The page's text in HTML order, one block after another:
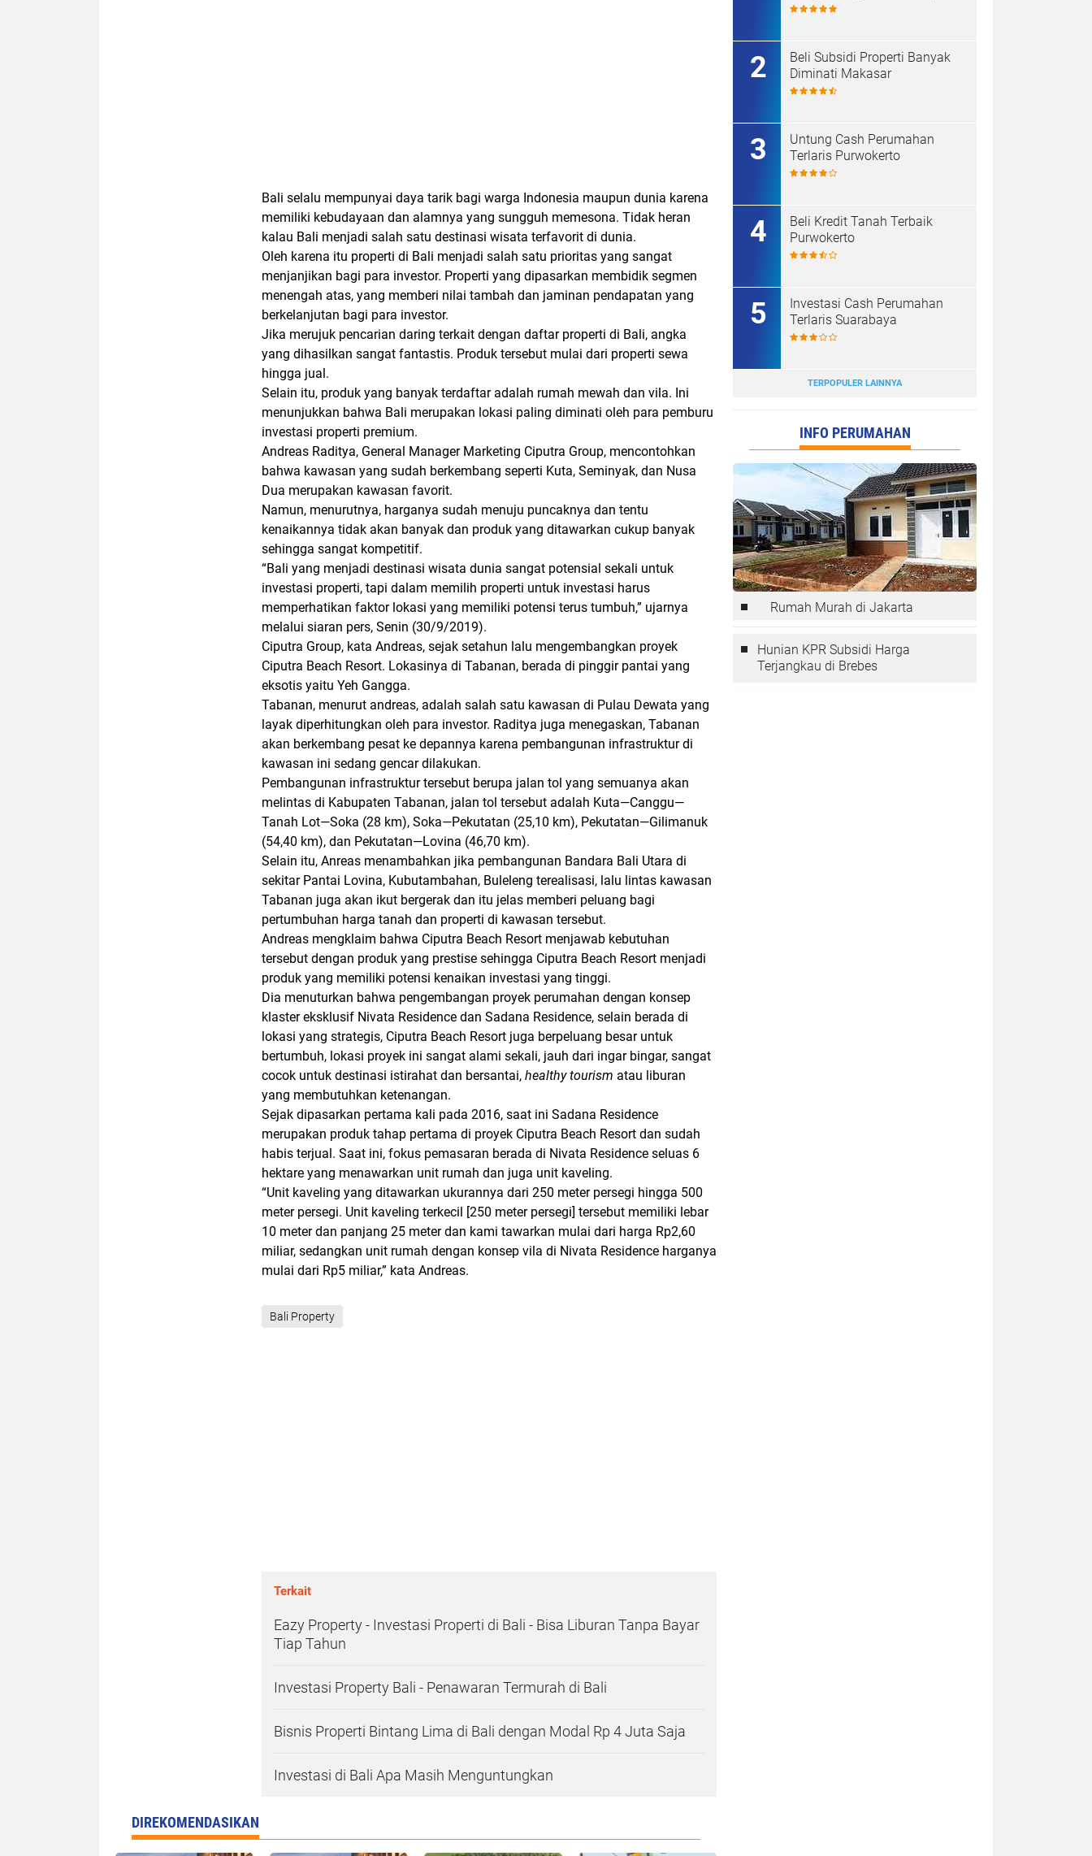
Bali selalu mempunyai daya tarik bagi warga Indonesia maupun dunia karena
memiliki kebudayaan dan alamnya yang sungguh memesona. Tidak heran
kalau Bali menjadi salah satu destinasi wisata terfavorit di dunia.
Oleh karena itu properti di Bali menjadi salah satu prioritas yang sangat
menjanjikan bagi para investor. Properti yang dipasarkan membidik segmen
menengah atas, yang memberi nilai tambah dan jaminan pendapatan yang
berkelanjutan bagi para investor.
Jika merujuk pencarian daring terkait dengan daftar properti di Bali, angka
yang dihasilkan sangat fantastis. Produk tersebut mulai dari properti sewa
hingga jual.
Selain itu, produk yang banyak terdaftar adalah rumah mewah dan vila. Ini
menunjukkan bahwa Bali merupakan lokasi paling diminati oleh para pemburu
investasi properti premium.
Andreas Raditya, General Manager Marketing Ciputra Group, mencontohkan
bahwa kawasan yang sudah berkembang seperti Kuta, Seminyak, dan Nusa
Dua merupakan kawasan favorit.
Namun, menurutnya, harganya sudah menuju puncaknya dan tentu
kenaikannya tidak akan banyak dan produk yang ditawarkan cukup banyak
sehingga sangat kompetitif.
“Bali yang menjadi destinasi wisata dunia sangat potensial sekali untuk
investasi properti, tapi dalam memilih properti untuk investasi harus
memperhatikan faktor lokasi yang memiliki potensi terus tumbuh,” ujarnya
melalui siaran pers, Senin (30/9/2019).
Ciputra Group, kata Andreas, sejak setahun lalu mengembangkan proyek
Ciputra Beach Resort. Lokasinya di Tabanan, berada di pinggir pantai yang
eksotis yaitu Yeh Gangga.
Tabanan, menurut andreas, adalah salah satu kawasan di Pulau Dewata yang
layak diperhitungkan oleh para investor. Raditya juga menegaskan, Tabanan
akan berkembang pesat ke depannya karena pembangunan infrastruktur di
kawasan ini sedang gencar dilakukan.
Pembangunan infrastruktur tersebut berupa jalan tol yang semuanya akan
melintas di Kabupaten Tabanan, jalan tol tersebut adalah Kuta—Canggu—
Tanah Lot—Soka (28 km), Soka—Pekutatan (25,10 km), Pekutatan—Gilimanuk
(54,40 km), dan Pekutatan—Lovina (46,70 km).
Selain itu, Anreas menambahkan jika pembangunan Bandara Bali Utara di
sekitar Pantai Lovina, Kubutambahan, Buleleng terealisasi, lalu lintas kawasan
Tabanan juga akan ikut bergerak dan itu jelas memberi peluang bagi
pertumbuhan harga tanah dan properti di kawasan tersebut.
Andreas mengklaim bahwa Ciputra Beach Resort menjawab kebutuhan
tersebut dengan produk yang prestise sehingga Ciputra Beach Resort menjadi
produk yang memiliki potensi kenaikan investasi yang tinggi.
Dia menuturkan bahwa pengembangan proyek perumahan dengan konsep
klaster eksklusif Nivata Residence dan Sadana Residence, selain berada di
lokasi yang strategis, Ciputra Beach Resort juga berpeluang besar untuk
bertumbuh, lokasi proyek ini sangat alami sekali, jauh dari ingar bingar, sangat
cocok untuk destinasi istirahat dan bersantai, healthy tourism atau liburan
yang membutuhkan ketenangan.
Sejak dipasarkan pertama kali pada 2016, saat ini Sadana Residence
merupakan produk tahap pertama di proyek Ciputra Beach Resort dan sudah
habis terjual. Saat ini, fokus pemasaran berada di Nivata Residence seluas 6
hektare yang menawarkan unit rumah dan juga unit kaveling.
“Unit kaveling yang ditawarkan ukurannya dari 250 meter persegi hingga 500
meter persegi. Unit kaveling terkecil [250 meter persegi] tersebut memiliki lebar
10 meter dan panjang 25 meter dan kami tawarkan mulai dari harga Rp2,60
miliar, sedangkan unit rumah dengan konsep vila di Nivata Residence harganya
mulai dari Rp5 miliar,” kata Andreas.
Bali Property
Terkait
Eazy Property - Investasi Properti di Bali - Bisa Liburan Tanpa Bayar
Tiap Tahun
Investasi Property Bali - Penawaran Termurah di Bali
Bisnis Properti Bintang Lima di Bali dengan Modal Rp 4 Juta Saja
Investasi di Bali Apa Masih Menguntungkan
DIREKOMENDASIKAN
Beli Subsidi Properti Banyak
Diminati Makasar
Untung Cash Perumahan
Terlaris Purwokerto
Beli Kredit Tanah Terbaik
Purwokerto
Investasi Cash Perumahan
Terlaris Suarabaya
TERPOPULER LAINNYA
INFO PERUMAHAN
Rumah Murah di Jakarta
Hunian KPR Subsidi Harga
Terjangkau di Brebes